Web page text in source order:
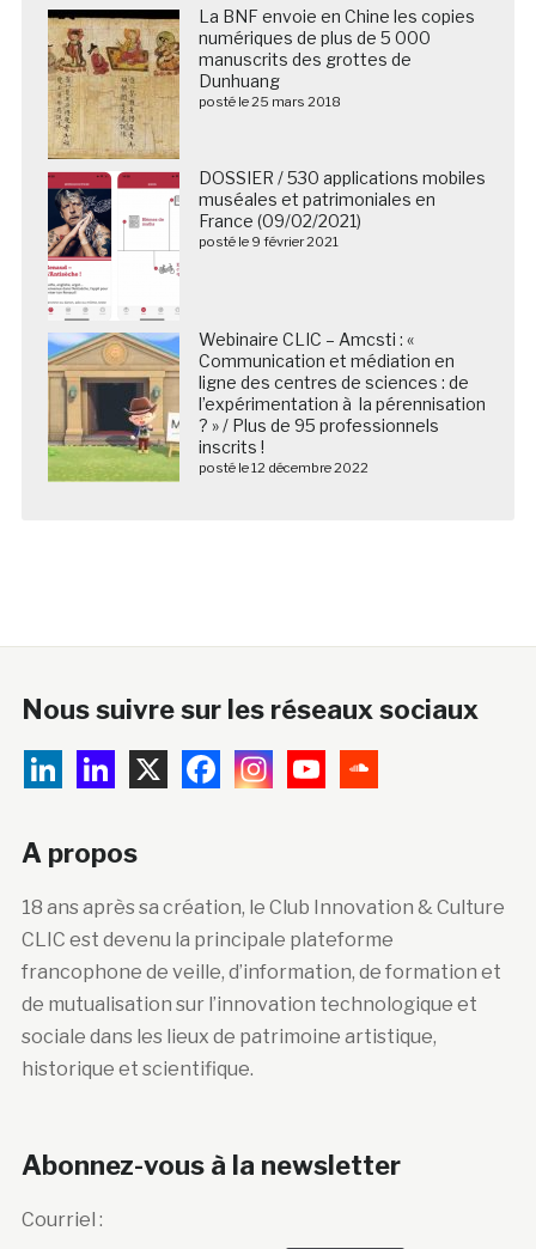
La BNF envoie en Chine les copies
numériques de plus de 5 000
manuscrits des grottes de
Dunhuang
posté le 25 mars 2018
DOSSIER / 530 applications mobiles
muséales et patrimoniales en
France (09/02/2021)
posté le 9 février 2021
Webinaire CLIC – Amcsti : «
Communication et médiation en
ligne des centres de sciences : de
l’expérimentation à la pérennisation
? » / Plus de 95 professionnels
inscrits !
posté le 12 décembre 2022
Nous suivre sur les réseaux sociaux
A propos
18 ans après sa création, le Club Innovation & Culture
CLIC est devenu la principale plateforme
francophone de veille, d’information, de formation et
de mutualisation sur l’innovation technologique et
sociale dans les lieux de patrimoine artistique,
historique et scientifique.
Abonnez-vous à la newsletter
Courriel :